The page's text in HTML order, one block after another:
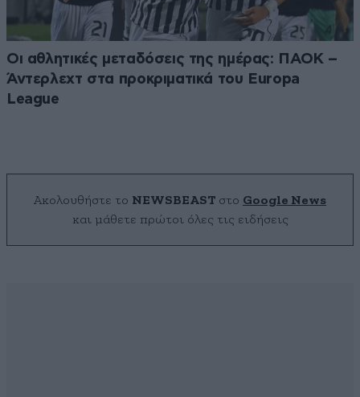
Οι αθλητικές μεταδόσεις της ημέρας: ΠΑΟΚ –
Άντερλεχτ στα προκριματικά του Europa
League
Ακολουθήστε το NEWSBEAST στο Google News
και μάθετε πρώτοι όλες τις ειδήσεις